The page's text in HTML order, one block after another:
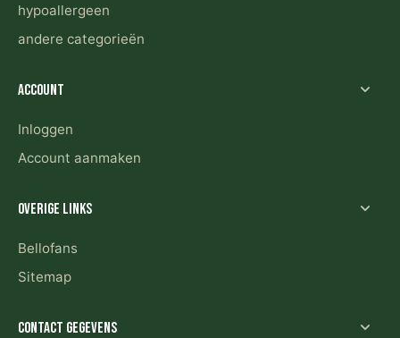
hypoallergeen
andere categorieën
Account
Inloggen
Account aanmaken
Overige links
Bellofans
Sitemap
Contact gegevens